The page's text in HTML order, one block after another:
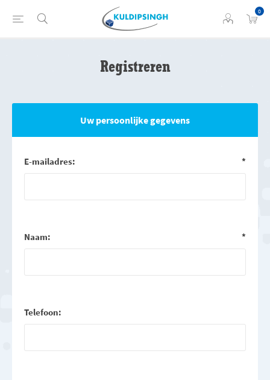
0
Registreren
Uw persoonlijke gegevens
E-mailadres: *
Naam: *
Telefoon: